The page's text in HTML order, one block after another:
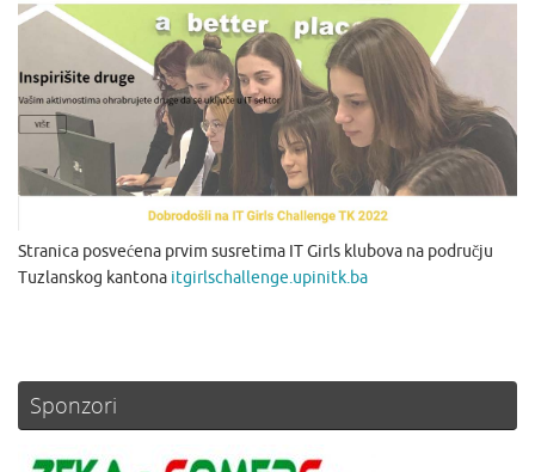
Stranica posvećena prvim susretima IT Girls klubova na području
Tuzlanskog kantona itgirlschallenge.upinitk.ba
Sponzori